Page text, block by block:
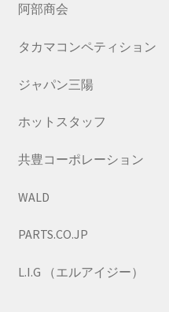
阿部商会
タカマコンペティション
ジャパン三陽
ホットスタッフ
共豊コーポレーション
WALD
PARTS.CO.JP
L.I.G （エルアイジー）